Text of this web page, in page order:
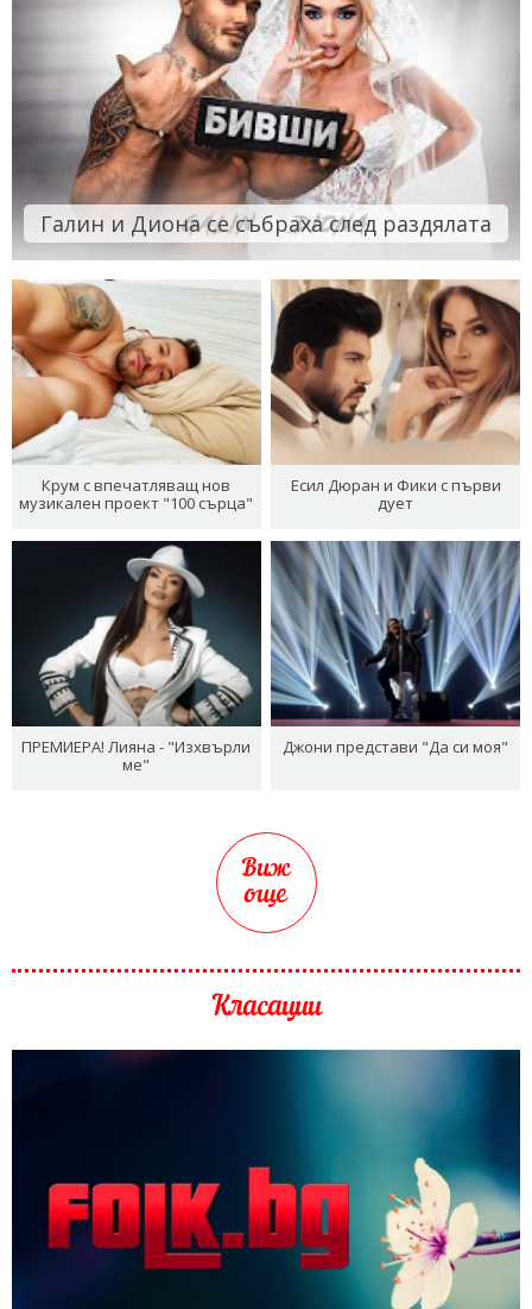
Галин и Диона се събраха след раздялата
Крум с впечатляващ нов
музикален проект "100 сърца"
Есил Дюран и Фики с първи
дует
ПРЕМИЕРА! Лияна - "Изхвърли
ме"
Джони представи "Да си моя"
Виж
още
Класации